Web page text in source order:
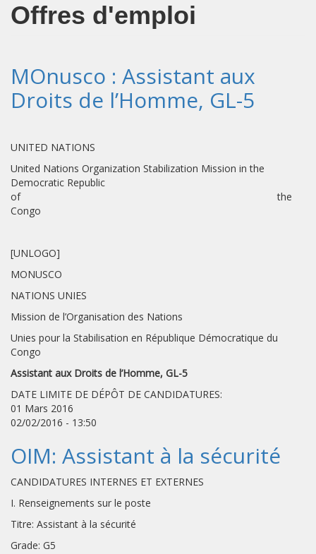
Offres d'emploi
MOnusco : Assistant aux
Droits de l’Homme, GL-5
UNITED NATIONS
United Nations Organization Stabilization Mission in the
Democratic Republic
of the
Congo
[UNLOGO]
MONUSCO
NATIONS UNIES
Mission de l’Organisation des Nations
Unies pour la Stabilisation en République Démocratique du
Congo
Assistant aux Droits de l’Homme, GL-5
DATE LIMITE DE DÉPÔT DE CANDIDATURES:
01 Mars 2016
02/02/2016 - 13:50
OIM: Assistant à la sécurité
CANDIDATURES INTERNES ET EXTERNES
I. Renseignements sur le poste
Titre: Assistant à la sécurité
Grade: G5